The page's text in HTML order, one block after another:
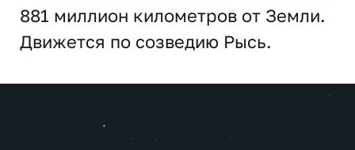
881 миллион километров от Земли.
Движется по созведию Рысь.